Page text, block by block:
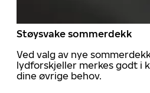
Støysvake sommerdekk
Ved valg av nye
lydforskjeller merkes godt i
dine øvrige behov.